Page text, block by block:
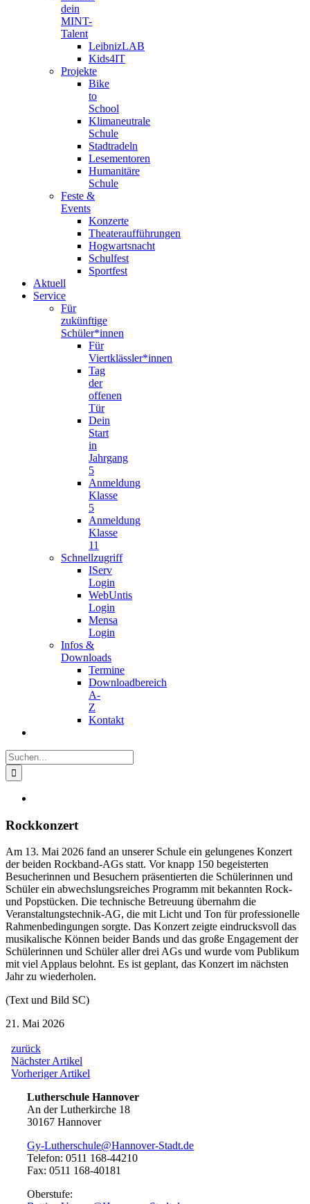
dein
MINT-
Talent
LeibnizLAB
Kids4IT
Projekte
Bike
to
School
Klimaneutrale
Schule
Stadtradeln
Lesementoren
Humanitäre
Schule
Feste &
Events
Konzerte
Theateraufführungen
Hogwartsnacht
Schulfest
Sportfest
Aktuell
Service
Für
zukünftige
Schüler*innen
Für
Viertklässler*innen
Tag
der
offenen
Tür
Dein
Start
in
Jahrgang
5
Anmeldung
Klasse
5
Anmeldung
Klasse
11
Schnellzugriff
IServ
Login
WebUntis
Login
Mensa
Login
Infos &
Downloads
Termine
Downloadbereich
A-
Z
Kontakt
Suche
nach:
Bild
Rockkonzert
Am 13. Mai 2026 fand an unserer Schule ein gelungenes Konzert
der beiden Rockband-AGs statt. Vor knapp 150 begeisterten
Besucherinnen und Besuchern präsentierten die Schülerinnen und
Schüler ein abwechslungsreiches Programm mit bekannten Rock-
und Popstücken. Die technische Betreuung übernahm die
Veranstaltungstechnik-AG, die mit Licht und Ton für professionelle
Rahmenbedingungen sorgte. Das Konzert zeigte eindrucksvoll das
musikalische Können beider Bands und das große Engagement der
Schülerinnen und Schüler aller drei AGs und wurde vom Publikum
mit viel Applaus belohnt. Es ist geplant, das Konzert im nächsten
Jahr zu wiederholen.
(Text und Bild SC)
21. Mai 2026
zurück
Beitragsnavigation
Nächster Artikel
Artikel:
Vorheriger Artikel
Lutherschule Hannover
An der Lutherkirche 18
30167 Hannover
Gy-Lutherschule@Hannover-Stadt.de
Telefon: 0511 168-44210
Fax: 0511 168-40181
Oberstufe: